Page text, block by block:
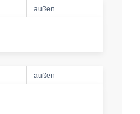
außen
außen